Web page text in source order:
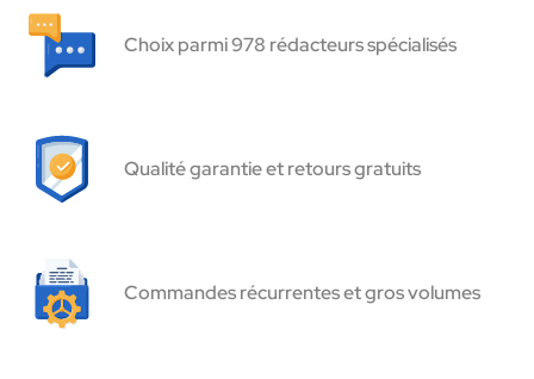
Choix parmi 978 rédacteurs spécialisés
Qualité garantie et retours gratuits
Commandes récurrentes et gros volumes